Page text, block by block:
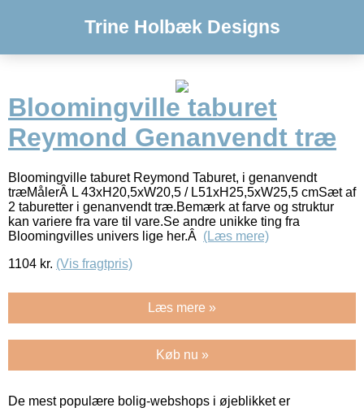
Trine Holbæk Designs
Bloomingville taburet
Reymond Genanvendt træ
Bloomingville taburet Reymond Taburet, i genanvendt
træMålerÂ L 43xH20,5xW20,5 / L51xH25,5xW25,5 cmSæt af
2 taburetter i genanvendt træ.Bemærk at farve og struktur
kan variere fra vare til vare.Se andre unikke ting fra
Bloomingvilles univers lige her.Â (Læs mere)
1104 kr. (Vis fragtpris)
Læs mere »
Køb nu »
De mest populære bolig-webshops i øjeblikket er